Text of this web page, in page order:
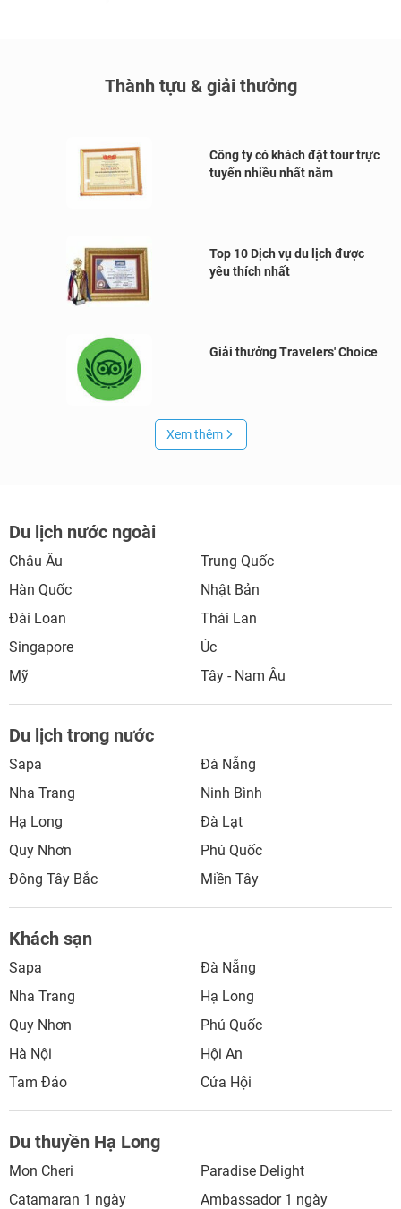
Thành tựu & giải thưởng
Công ty có khách đặt tour trực
tuyến nhiều nhất năm
Top 10 Dịch vụ du lịch được
yêu thích nhất
Giải thưởng Travelers' Choice
Xem thêm
Du lịch nước ngoài
Châu Âu
Trung Quốc
Hàn Quốc
Nhật Bản
Đài Loan
Thái Lan
Singapore
Úc
Mỹ
Tây - Nam Âu
Du lịch trong nước
Sapa
Đà Nẵng
Nha Trang
Ninh Bình
Hạ Long
Đà Lạt
Quy Nhơn
Phú Quốc
Đông Tây Bắc
Miền Tây
Khách sạn
Sapa
Đà Nẵng
Nha Trang
Hạ Long
Quy Nhơn
Phú Quốc
Hà Nội
Hội An
Tam Đảo
Cửa Hội
Du thuyền Hạ Long
Mon Cheri
Paradise Delight
Catamaran 1 ngày
Ambassador 1 ngày